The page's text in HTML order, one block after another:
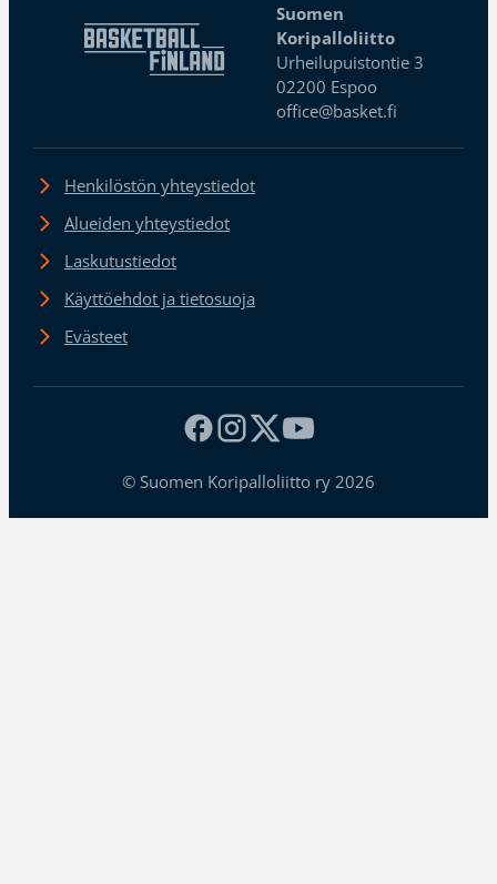
Suomen
Koripalloliitto
Urheilupuistontie 3
02200 Espoo
office@basket.fi
Henkilöstön yhteystiedot
Alueiden yhteystiedot
Laskutustiedot
Käyttöehdot ja tietosuoja
Evästeet
© Suomen Koripalloliitto ry 2026